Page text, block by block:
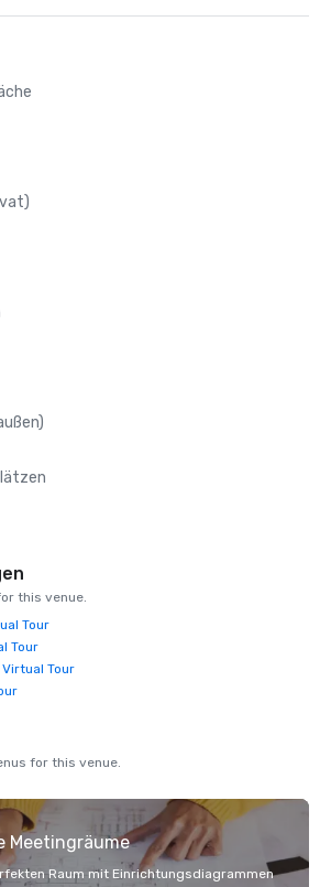
this venue.
Tour
Tour
Tour
for this venue.
Meetingräume
Raum mit Einrichtungsdiagrammen